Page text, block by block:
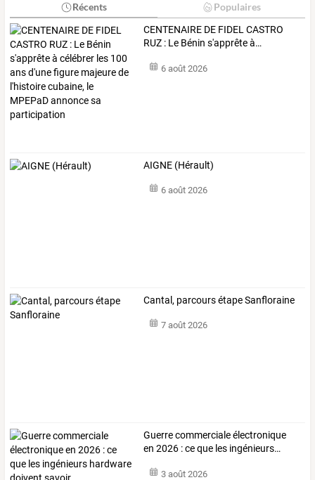
Récents Populaires
CENTENAIRE DE FIDEL CASTRO
RUZ : Le Bénin s'apprêteà…
6 août 2026
AIGNE (Hérault)
6 août 2026
Cantal, parcours étape Sanfloraine
7 août 2026
Guerrecommercialeélectronique
en 2026 :ceque les ingénieurs…
3 août 2026